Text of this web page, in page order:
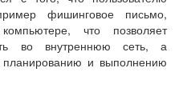
фишинговое письмо,
что позволяет
во внутреннюю сеть, а
и выполнению